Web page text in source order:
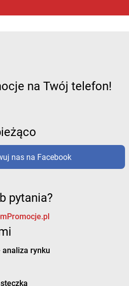
na Twój telefon!
nas na Facebook
pytania?
analiza rynku